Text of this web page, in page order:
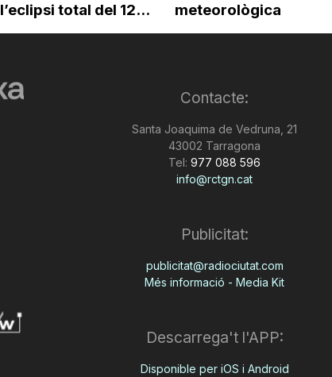
l’eclipsi total del 12...
meteorològica
Contacte:
Santa Joaquima de Vedruna, 21
43002 Tarragona
Tel: 977 088 596
info@rctgn.cat
Publicitat:
publicitat@radiociutat.com
Més informació - Media Kit
Descarrega't l'APP:
Disponible per iOS i Android